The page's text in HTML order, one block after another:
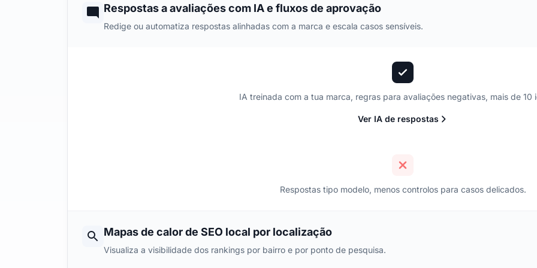
Respostas a avaliações com IA e fluxos de aprovação
Redige ou automatiza respostas alinhadas com a marca e escala casos sensíveis.
IA treinada com a tua marca, regras para avaliações negativas, mais de 10
Ver IA de respostas
Respostas tipo modelo, menos controlos para casos delicados.
Mapas de calor de SEO local por localização
Visualiza a visibilidade dos rankings por bairro e por ponto de pesquisa.